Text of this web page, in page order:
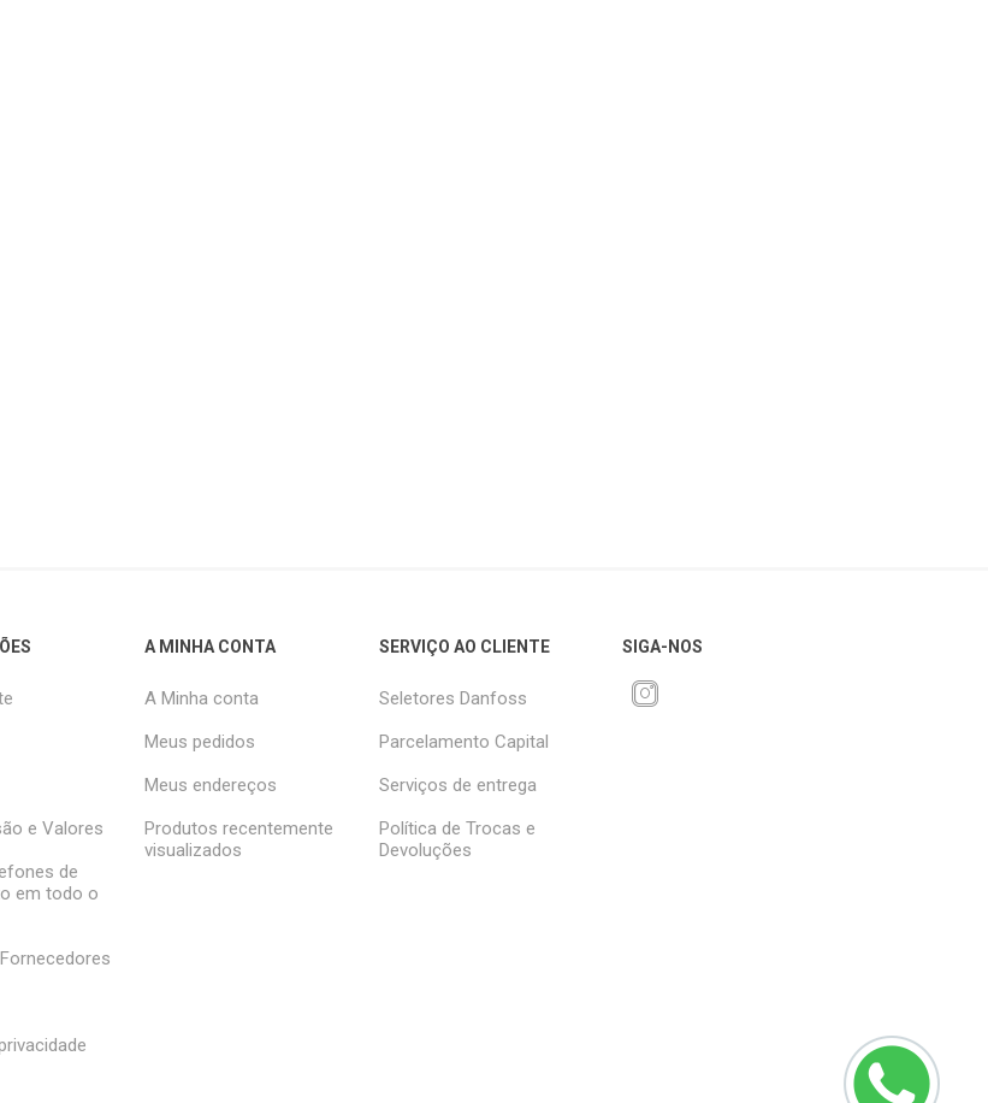
e Valores
de
em todo o
A MINHA CONTA
A Minha conta
Meus pedidos
Meus endereços
Produtos recentemente
visualizados
SERVIÇO AO CLIENTE
Seletores Danfoss
Parcelamento Capital
Serviços de entrega
Política de Trocas e
Devoluções
SIGA-NOS